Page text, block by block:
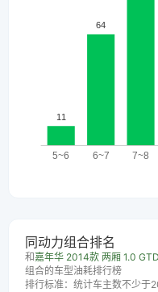
同动力组合排名
和嘉年华 2014款 两厢 1.0
组合的车型油耗排行榜
排行标准：统计车主数不少于